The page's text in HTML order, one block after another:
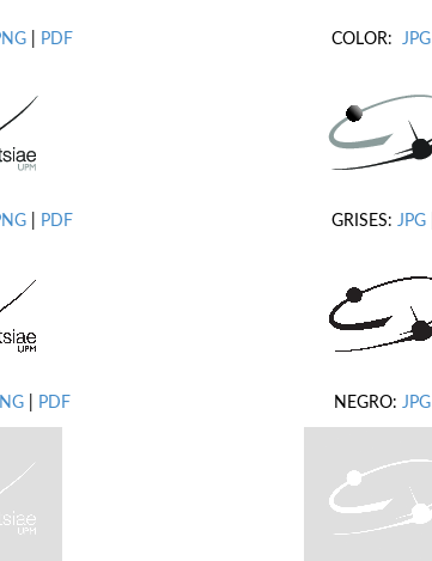
PDF COLOR: JPG
PDF GRISES: JPG
PDF NEGRO: JPG